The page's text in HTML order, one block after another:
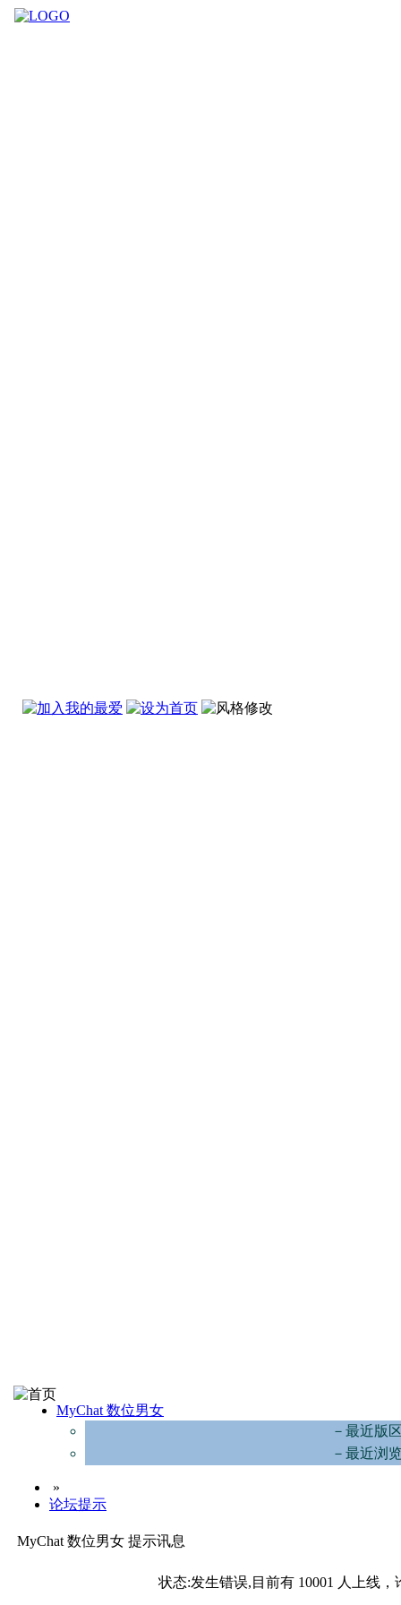
MyChat 数位男女
－最近版
－最近浏
»
论坛提示
MyChat 数位男女 提示讯息
状态:发生错误,目前有 10001 人上线